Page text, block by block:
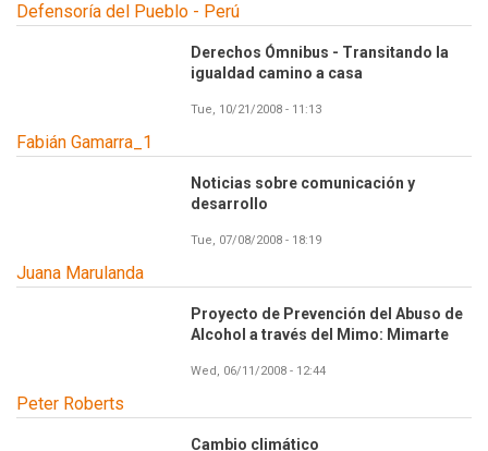
Defensoría del Pueblo - Perú
Derechos Ómnibus - Transitando la
igualdad camino a casa
Tue, 10/21/2008 - 11:13
Fabián Gamarra_1
Noticias sobre comunicación y
desarrollo
Tue, 07/08/2008 - 18:19
Juana Marulanda
Proyecto de Prevención del Abuso de
Alcohol a través del Mimo: Mimarte
Wed, 06/11/2008 - 12:44
Peter Roberts
Cambio climático